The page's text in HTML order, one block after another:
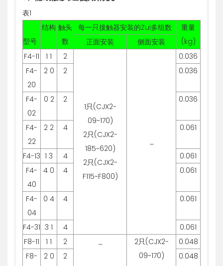
表1
型号
结构 触头
数
每一只接触器安装的Zui多组数
重量
(kg)
正面安装
侧面安装
F4-11
1 1 2
1只(CJX2-
09~170)
2只(CJX2-
185~620)
2只(CJX2-
F115~F800)
_
0.036
F4-
20
2 0 2 0.036
F4-
02
0 2 2 0.036
F4-
22
2 2 4 0.061
F4-13 1 3 4
0.061
F4-
40
4 0 4 0.061
F4-
04
0 4 4 0.061
F4-31 3 1 4
0.061
F8-11
1 1 2 _
2只(CJX2-
09~170)
0.048
F8-
2 0 2 0.048